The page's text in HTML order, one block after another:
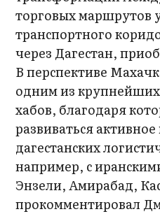
торговых маршрутов
транспортного
через Дагестан,
В перспективе
одним из крупнейших
хабов, благодаря
развиваться
дагестанских
например, с
Энзели, Амирабад,
прокомментировал